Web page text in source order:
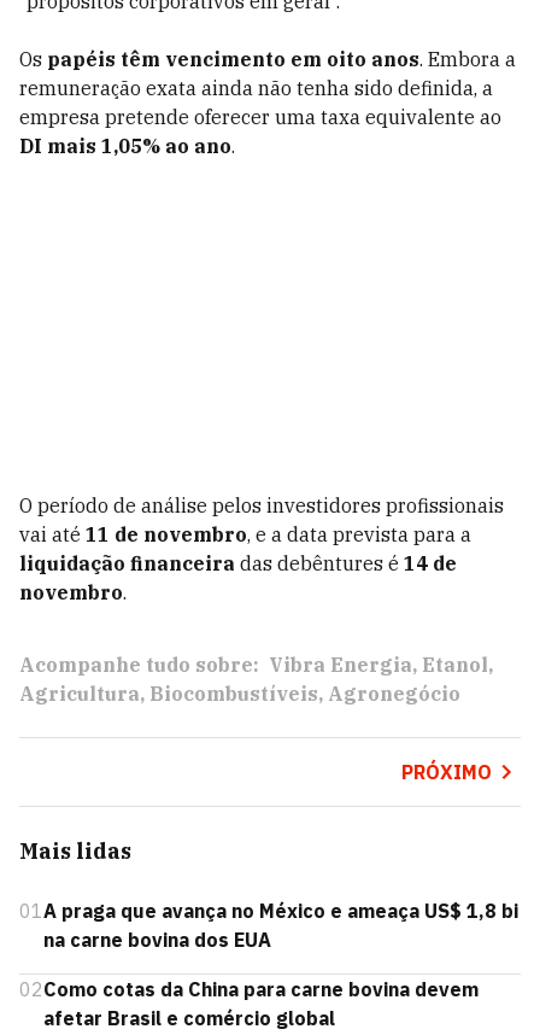
Os papéis têm vencimento em oito anos. Embora a
remuneração exata ainda não tenha sido definida, a
empresa pretende oferecer uma taxa equivalente ao
DI mais 1,05% ao ano.
O período de análise pelos investidores profissionais
vai até 11 de novembro, e a data prevista para a
liquidação financeira das debêntures é 14 de
novembro.
Acompanhe tudo sobre: Vibra Energia Etanol
Agricultura Biocombustíveis Agronegócio
PRÓXIMO
Mais lidas
01A praga que avança no México e ameaça US$ 1,8 bi
na carne bovina dos EUA
02Como cotas da China para carne bovina devem
afetar Brasil e comércio global